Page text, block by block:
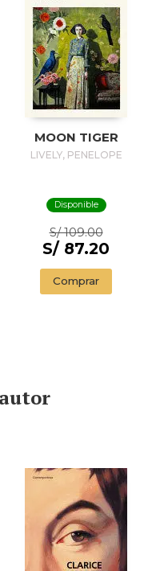
MOON TIGER
LIVELY, PENELOPE
Disponible
S/ 109.00
S/ 87.20
Comprar